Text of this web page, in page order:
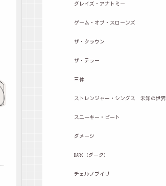
グレイズ・アナトミー
ゲーム・オブ・スローンズ
ザ・クラウン
ザ・テラー
三体
ストレンジャー・シングス 未知の世界
スニーキー・ピート
ダメージ
DARK（ダーク）
チェルノブイリ